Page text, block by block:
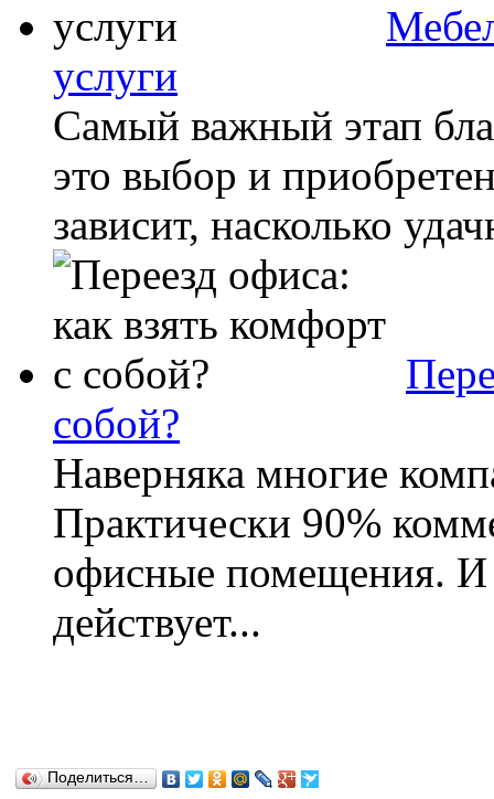
услуги
Самый важный этап
это выбор и
зависит, насколько
собой?
Наверняка многие
Практически 90%
офисные помещения. И
действует...
Поделиться…